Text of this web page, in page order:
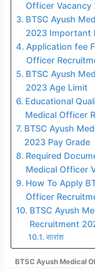
Officer Vacancy
BTSC Ayush
2023 Important
Application fee
Officer
BTSC Ayush
2023 Age Limit
Educational
Medical Officer
BTSC Ayush
2023 Pay Grade
Required
Medical Officer
How To Apply
Officer
BTSC Ayush
Recruitment
सारांश
BTSC Ayush Medical